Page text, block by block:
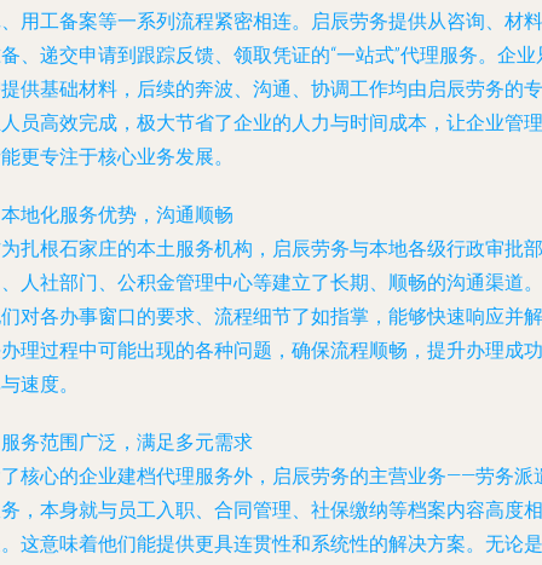
用工备案等一系列流程紧密相连。启辰劳务提供从咨询、材料
、递交申请到跟踪反馈、领取凭证的“一站式”代理服务。企业
供基础材料，后续的奔波、沟通、协调工作均由启辰劳务的专
员高效完成，极大节省了企业的人力与时间成本，让企业管理
更专注于核心业务发展。
地化服务优势，沟通顺畅
扎根石家庄的本土服务机构，启辰劳务与本地各级行政审批部
人社部门、公积金管理中心等建立了长期、顺畅的沟通渠道。
对各办事窗口的要求、流程细节了如指掌，能够快速响应并解
理过程中可能出现的各种问题，确保流程顺畅，提升办理成功
速度。
务范围广泛，满足多元需求
核心的企业建档代理服务外，启辰劳务的主营业务——劳务派
，本身就与员工入职、合同管理、社保缴纳等档案内容高度相
这意味着他们能提供更具连贯性和系统性的解决方案。无论是